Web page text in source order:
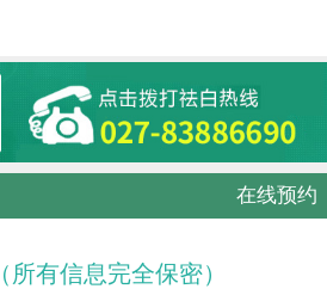
在线预约
（所有信息完全保密）